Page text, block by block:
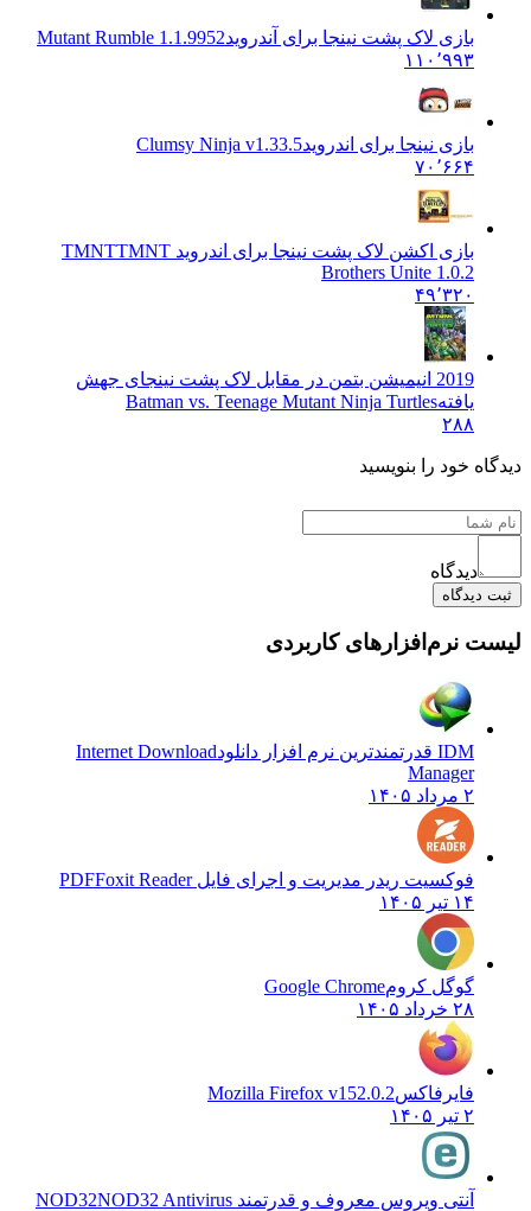
بازی لاک پشت نینجا برای آندرویدMutant Rumble 1.1.9952
۱۱۰٬۹۹۳
بازی نینجا برای اندرویدClumsy Ninja v1.33.5
۷۰٬۶۶۴
بازی اکشن لاک پشت نینجا برای اندروید TMNTTMNT
Brothers Unite 1.0.2
۴۹٬۳۲۰
2019 انیمیشن بتمن در مقابل لاک پشت نینجای جهش
Batman vs. Teenage Mutant Ninja Turtles
خود را بنویسید
دیدگاه
دیدگاه
نرم‌افزارهای کاربردی
IDM قدرتمندترین نرم افزار دانلود
Internet Download
Manager
فوکسیت ریدر مدیریت و اجرای فایل PDFFoxit Reader
گوگل کرومGoogle Chrome
فایرفاکسMozilla Firefox v152.0.2
آنتی ویروس معروف و قدرتمند NOD32 NOD32 Antivirus